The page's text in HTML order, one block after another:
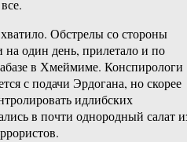
Обстрелы со стороны
один день, прилетало и по
в Хмеймиме. Конспирологи
с подачи Эрдогана, но скорее
идлибских
в почти однородный салат